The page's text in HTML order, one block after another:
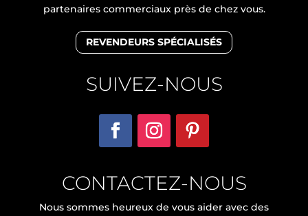
partenaires commerciaux près de chez vous.
REVENDEURS SPÉCIALISÉS
SUIVEZ-NOUS
CONTACTEZ-NOUS
Nous sommes heureux de vous aider avec des